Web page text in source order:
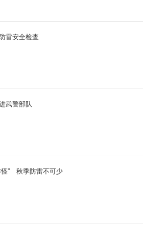
雷安全检查
武警部队
怪” 秋季防雷不可少